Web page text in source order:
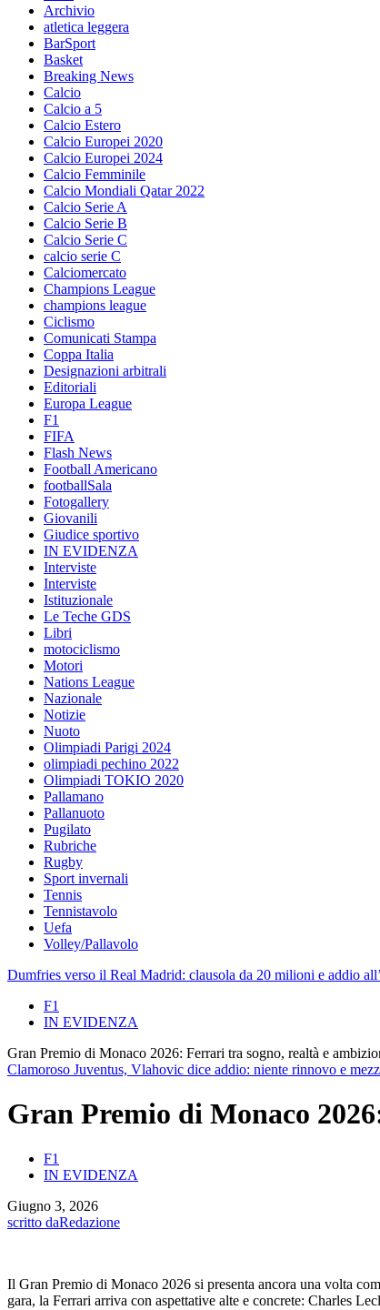
Archivio
atletica leggera
BarSport
Basket
Breaking News
Calcio
Calcio a 5
Calcio Estero
Calcio Europei 2020
Calcio Europei 2024
Calcio Femminile
Calcio Mondiali Qatar 2022
Calcio Serie A
Calcio Serie B
Calcio Serie C
calcio serie C
Calciomercato
Champions League
champions league
Ciclismo
Comunicati Stampa
Coppa Italia
Designazioni arbitrali
Editoriali
Europa League
F1
FIFA
Flash News
Football Americano
footballSala
Fotogallery
Giovanili
Giudice sportivo
IN EVIDENZA
Interviste
Interviste
Istituzionale
Le Teche GDS
Libri
motociclismo
Motori
Nations League
Nazionale
Notizie
Nuoto
Olimpiadi Parigi 2024
olimpiadi pechino 2022
Olimpiadi TOKIO 2020
Pallamano
Pallanuoto
Pugilato
Rubriche
Rugby
Sport invernali
Tennis
Tennistavolo
Uefa
Volley/Pallavolo
Dumfries verso il Real Madrid: clausola da 20 milioni e addio
F1
IN EVIDENZA
Gran Premio di Monaco 2026: Ferrari tra sogno, realtà e
Clamoroso Juventus, Vlahovic dice addio: niente rinnovo e
Gran Premio di Monaco
F1
IN EVIDENZA
Giugno 3, 2026
scritto daRedazione
Il Gran Premio di Monaco 2026 si presenta ancora una volta
gara, la Ferrari arriva con aspettative alte e concrete: Charles